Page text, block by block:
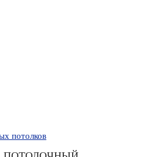
потолков